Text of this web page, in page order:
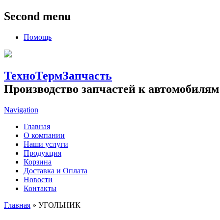
Second menu
Помощь
ТехноТермЗапчасть
Производство запчастей к
Navigation
Главная
О компании
Наши услуги
Продукция
Корзина
Доставка и Оплата
Новости
Контакты
Главная » УГОЛЬНИК